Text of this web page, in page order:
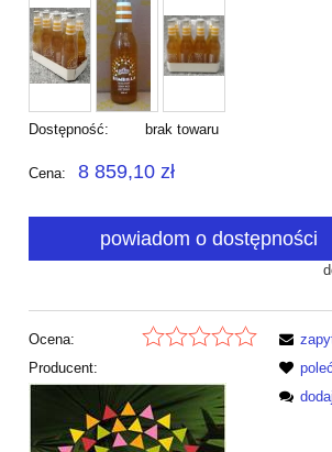
Dostępność: brak towaru
Cena: 8 859,10 zł
powiadom o dostępności
Ocena:
Producent: